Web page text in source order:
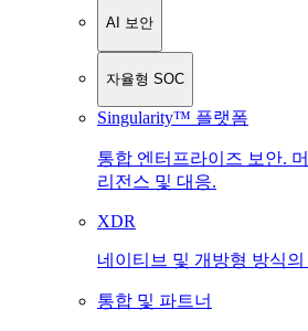
AI 보안
자율형 SOC
Singularity™ 플랫폼
통합 엔터프라이즈 보안.
리전스 및 대응.
XDR
네이티브 및 개방형 방식
통합 및 파트너